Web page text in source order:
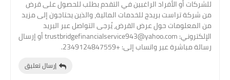
للشركات أو الأفراد الراغبين في التقدم بطلب للحصول على قرض
من شركة تراست بريدج للخدمات المالية، والذين يحتاجون إلى مزيد
من المعلومات حول عرض القرض، يُرجى التواصل عبر البريد
الإلكتروني: trustbridgefinancialservice943@yahoo.com أو إرسال
رسالة مباشرة عبر واتساب إلى: +2349124847559.
إرسال تعليق